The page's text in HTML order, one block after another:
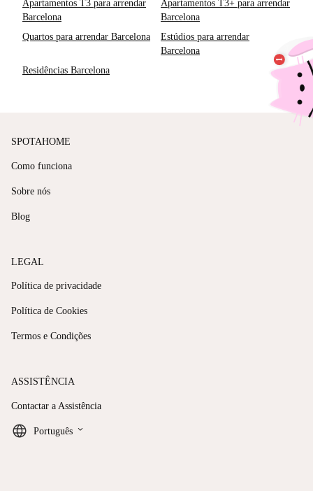
Apartamentos T3 para arrendar
Barcelona
Apartamentos T3+ para arrendar
Barcelona
Quartos para arrendar Barcelona
Estúdios para arrendar
Barcelona
Residências Barcelona
SPOTAHOME
Como funciona
Sobre nós
Blog
LEGAL
Política de privacidade
Política de Cookies
Termos e Condições
ASSISTÊNCIA
Contactar a Assistência
Português keyboard_arrow_down